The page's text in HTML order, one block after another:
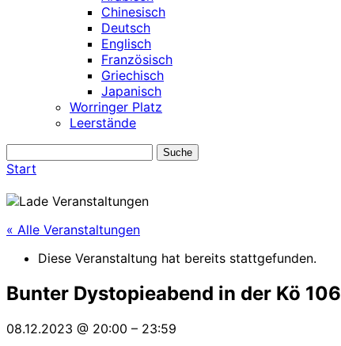
Chinesisch
Deutsch
Englisch
Französisch
Griechisch
Japanisch
Worringer Platz
Leerstände
Start
« Alle Veranstaltungen
Diese Veranstaltung hat bereits stattgefunden.
Bunter Dystopieabend in der Kö 106
08.12.2023 @ 20:00 – 23:59